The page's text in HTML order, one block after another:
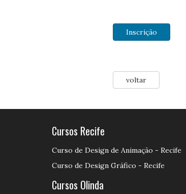
Inscrição
voltar
Cursos Recife
Curso de Design de Animação - Recife
Curso de Design Gráfico - Recife
Cursos Olinda